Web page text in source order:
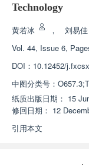
Technology
黄若冰 ， 刘易佳
Vol. 44, Issue 6,
DOI： 10.12452/
中图分类号：
纸质出版日期： 15
修回日期： 12
引用本文